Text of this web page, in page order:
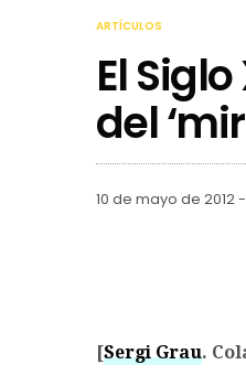
ARTÍCULOS
El
del
10 de mayo de 2012 -
[Sergi Grau.